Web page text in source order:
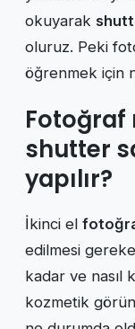
okuyarak
oluruz. Peki
öğrenmek için
Fotoğraf
shutter
yapılır?
İkinci el
edilmesi
kadar ve nasıl
kozmetik